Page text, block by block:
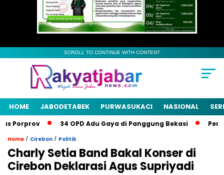
SCROLL TO CONTINUE WITH CONTENT
HOME JABODETABEK PURWASUKACI NASIONAL
Porprov 34 OPD Adu Gaya di Panggung Bekasi
Home / Cirebon / Politik
Charly Setia Band Bakal Konser di
Cirebon Deklarasi Agus Supriyadi